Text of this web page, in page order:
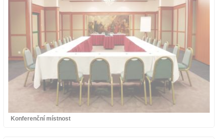
Konferenční místnost